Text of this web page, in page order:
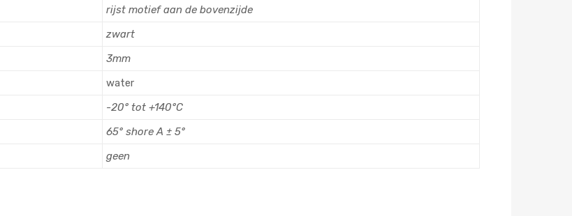
rijst motief aan de bovenzijde
zwart
3mm
water
-20° tot +140°C
65° shore A ± 5°
geen